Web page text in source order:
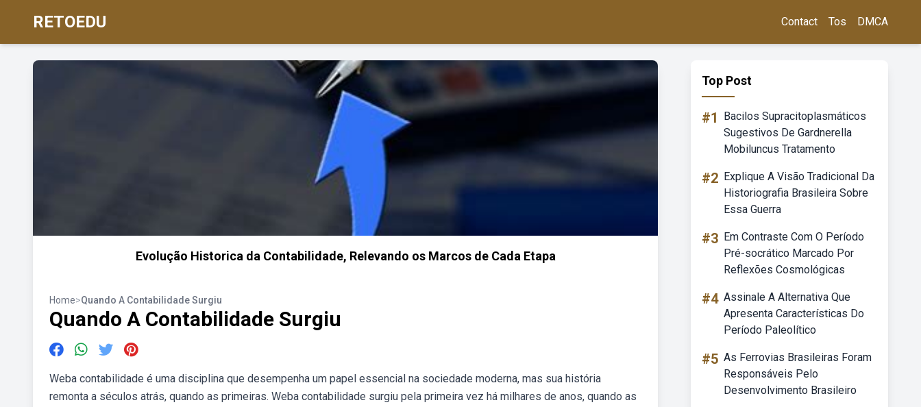
RETOEDU Contact Tos DMCA
Evolução Historica da Contabilidade, Relevando os Marcos de Cada Etapa
Home>Quando A Contabilidade Surgiu
Quando A Contabilidade Surgiu
Weba contabilidade é uma disciplina que desempenha um papel essencial na sociedade moderna, mas sua história
remonta a séculos atrás, quando as primeiras. Weba contabilidade surgiu pela primeira vez há milhares de anos, quando as
Top Post
#1
Bacilos Supracitoplasmáticos
Sugestivos De Gardnerella
Mobiluncus Tratamento
#2 Explique A Visão Tradicional Da
Historiografia Brasileira Sobre
Essa Guerra
#3 Em Contraste Com O Período
Pré-socrático Marcado Por
Reflexões Cosmológicas
#4 Assinale A Alternativa Que
Apresenta Características Do
Período Paleolítico
#5 As Ferrovias Brasileiras Foram
Responsáveis Pelo
Desenvolvimento Brasileiro